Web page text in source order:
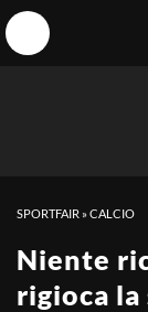
SPORTFAIR »CALCIO
Niente
rigioca la